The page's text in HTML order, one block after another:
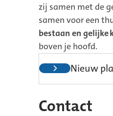
zij samen met de
samen voor een
bestaan en gelijke
boven je hoofd.
Nieuw
Contact